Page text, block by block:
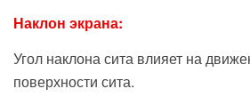
Наклон экрана:
Угол наклона сита влияет на
поверхности сита.